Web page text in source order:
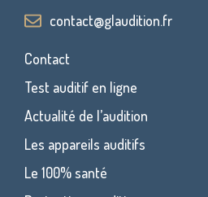
contact@glaudition.fr
Contact
Test auditif en ligne
Actualité de l’audition
Les appareils auditifs
Le 100% santé